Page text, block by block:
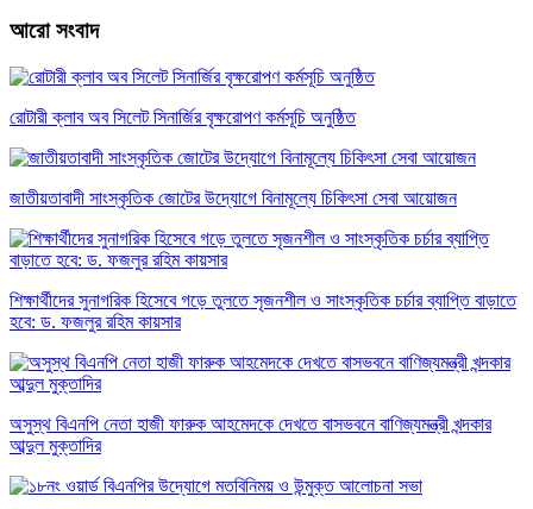
আরো সংবাদ
রোটারী ক্লাব অব সিলেট সিনার্জির বৃক্ষরোপণ কর্মসূচি অনুষ্ঠিত
জাতীয়তাবাদী সাংস্কৃতিক জোটের উদ্যোগে বিনামূল্যে চিকিৎসা সেবা আয়োজন
শিক্ষার্থীদের সুনাগরিক হিসেবে গড়ে তুলতে সৃজনশীল ও সাংস্কৃতিক চর্চার ব্যাপ্তি বাড়াতে
হবে: ড. ফজলুর রহিম কায়সার
অসুস্থ বিএনপি নেতা হাজী ফারুক আহমেদকে দেখতে বাসভবনে বাণিজ্যমন্ত্রী খন্দকার
আব্দুল মুক্তাদির